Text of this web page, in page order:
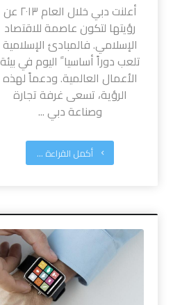
أعلنت دبي خلال العام ٢٠١٣ عن
رؤيتها لتكون عاصمة للاقتصاد
الإسلامي. فالمبادئ الإسلامية
تلعب دوراً أساسيا ً اليوم في بيئة
الأعمال العالمية. ودعماً لهذه
الرؤية، تسعى غرفة تجارة
وصناعة دبي ...
أكمل القراءة ...